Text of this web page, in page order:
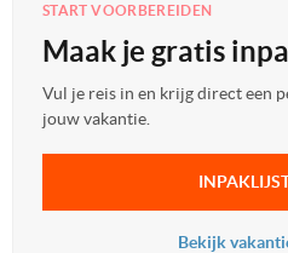
START VOORBEREIDEN
Maak je gratis
Vul je reis in en krijg direct een
jouw vakantie.
Bekijk